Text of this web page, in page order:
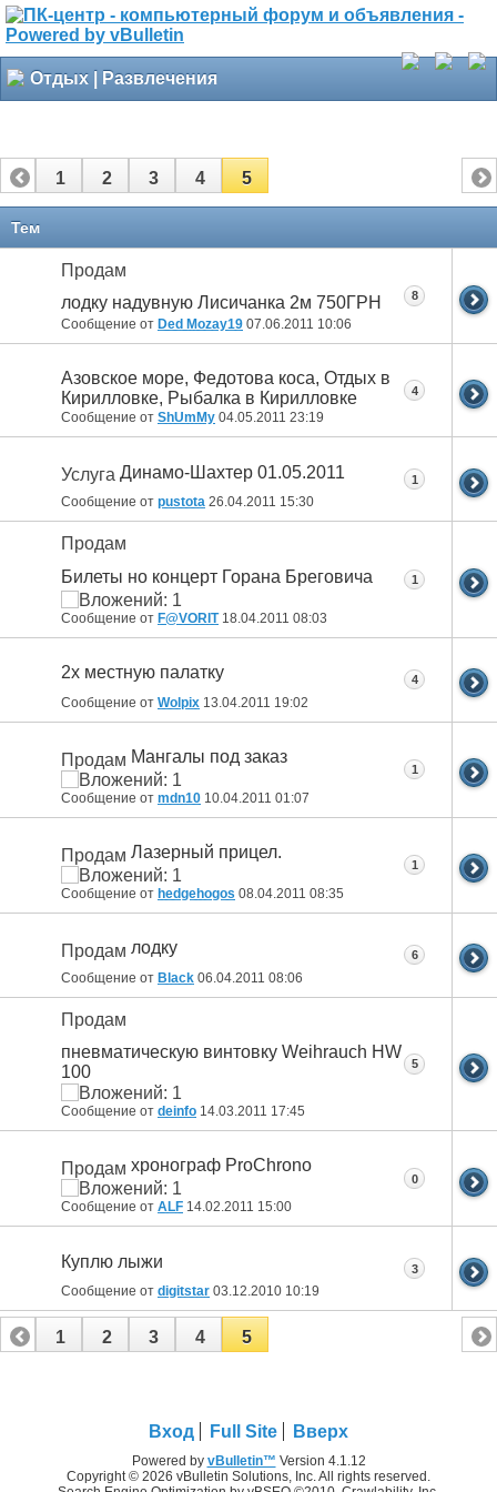
Отдых | Развлечения
1 2 3 4 5
Тем
Продам
лодку надувную Лисичанка 2м 750ГРН
Сообщение от Ded Mozay19 07.06.2011 10:06
8
Азовское море, Федотова коса, Отдых в
Кирилловке, Рыбалка в Кирилловке
Сообщение от ShUmMy 04.05.2011 23:19
4
Услуга Динамо-Шахтер 01.05.2011
Сообщение от pustota 26.04.2011 15:30
1
Продам
Билеты но концерт Горана Бреговича
Сообщение от F@VORIT18.04.2011 08:03
1
2х местную палатку
Сообщение от Wolpix 13.04.2011 19:02
4
Продам Мангалы под заказ
Сообщение от mdn10 10.04.2011 01:07
1
Продам Лазерный прицел.
Сообщение от hedgehogos 08.04.2011 08:35
1
Продам лодку
Сообщение от Black 06.04.2011 08:06
6
Продам
пневматическую винтовку Weihrauch HW
100
Сообщение от deinfo 14.03.2011 17:45
5
Продам хронограф ProChrono
Сообщение от ALF 14.02.2011 15:00
0
Куплю лыжи
Сообщение от digitstar 03.12.2010 10:19
3
1 2 3 4 5
Вход Full Site Вверх
Powered by vBulletin™ Version 4.1.12
Copyright © 2026 vBulletin Solutions, Inc. All rights reserved.